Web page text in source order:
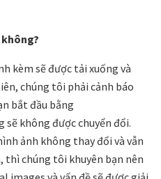
kèm sẽ được tải xuống và
chúng tôi phải cảnh báo
bắt đầu bằng
không được chuyển đổi.
ảnh không thay đổi và vẫn
thì chúng tôi khuyên bạn nên